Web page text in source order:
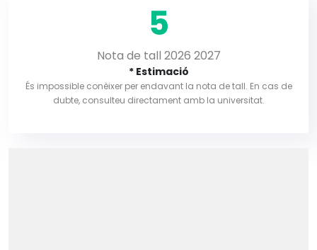
5
Nota de tall 2026 2027
* Estimació
És impossible conèixer per endavant la nota de tall. En cas de
dubte, consulteu directament amb la universitat.